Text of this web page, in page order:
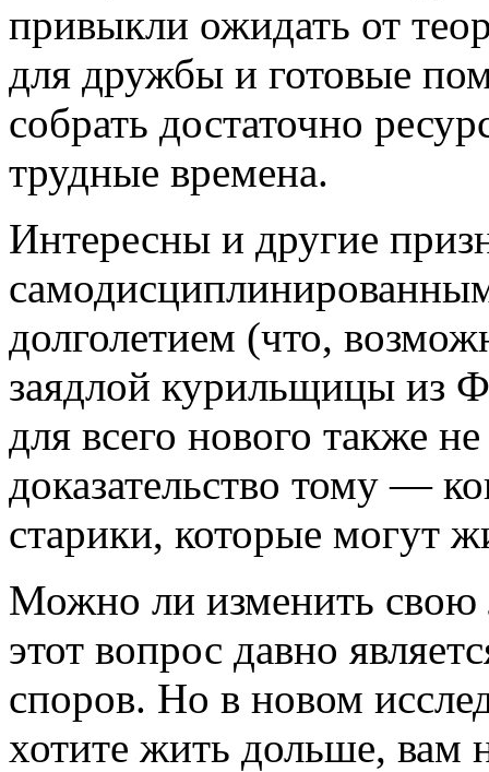
привыкли ожидать от
для дружбы и готовые
собрать достаточно
трудные времена.
Интересны и другие
долголетием (что,
заядлой курильщицы из
для всего нового также
доказательство тому —
старики, которые могут
Можно ли изменить
этот вопрос давно
споров. Но в новом
хотите жить дольше,